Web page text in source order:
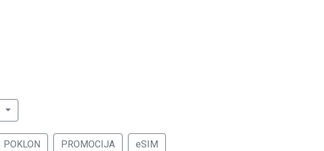
POKLON PROMOCIJA eSIM